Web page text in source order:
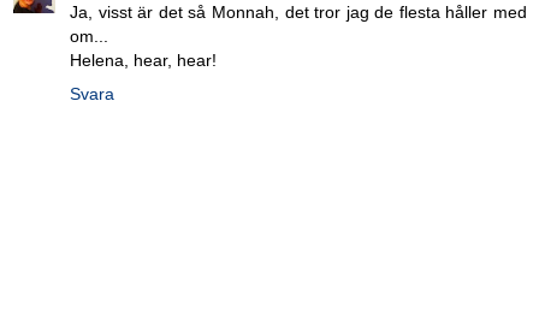
Ja, visst är det så Monnah, det tror jag de flesta håller med
om...
Helena, hear, hear!
Svara